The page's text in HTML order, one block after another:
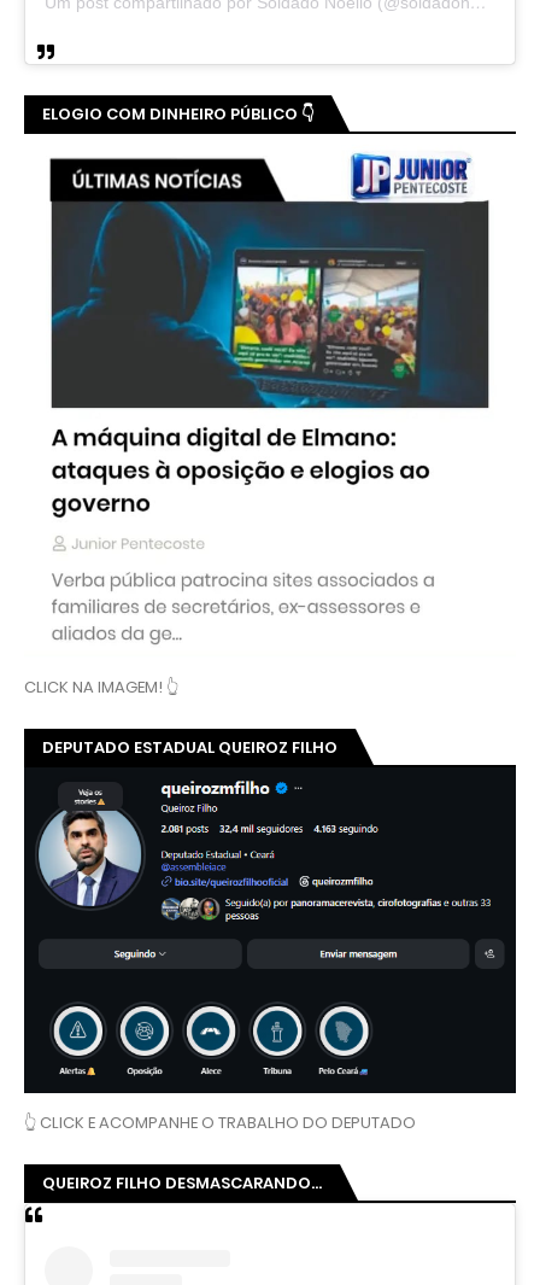
ELOGIO COM DINHEIRO PÚBLICO 👇
CLICK NA IMAGEM! 👆
DEPUTADO ESTADUAL QUEIROZ FILHO
👆 CLICK E ACOMPANHE O TRABALHO DO DEPUTADO
QUEIROZ FILHO DESMASCARANDO...